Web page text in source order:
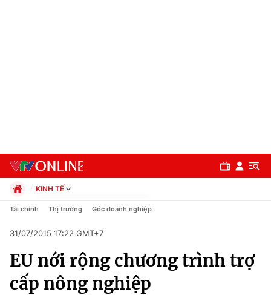
Chuyên mục
Chính trị
KINH TẾ
Chính trị
Pháp luật
Kinh tế
Thể thao
Truyền hình
Tài chính Thị trường Góc doanh nghiệp
31/07/2015 17:22 GMT+7
EU nới rộng chương trình trợ
cấp nông nghiệp